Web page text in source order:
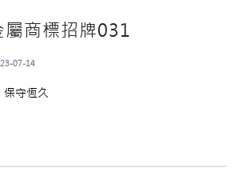
屬商標招牌031
07-14
保守恆久